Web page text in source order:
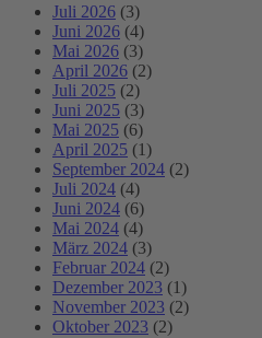
Juli 2026 (3)
Juni 2026 (4)
Mai 2026 (3)
April 2026 (2)
Juli 2025 (2)
Juni 2025 (3)
Mai 2025 (6)
April 2025 (1)
September 2024 (2)
Juli 2024 (4)
Juni 2024 (6)
Mai 2024 (4)
März 2024 (3)
Februar 2024 (2)
Dezember 2023 (1)
November 2023 (2)
Oktober 2023 (2)